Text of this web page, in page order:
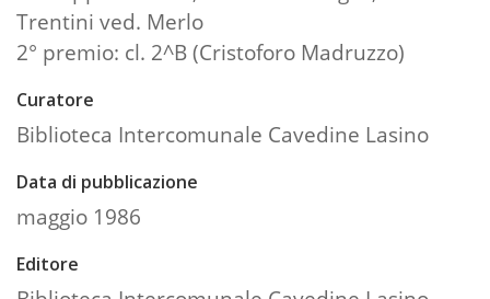
Trentini ved. Merlo
2° premio: cl. 2^B (Cristoforo Madruzzo)
Curatore
Biblioteca Intercomunale Cavedine Lasino
Data di pubblicazione
maggio 1986
Editore